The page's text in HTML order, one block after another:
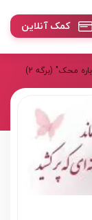
کمک آنلاین
محک" (برگه 2)